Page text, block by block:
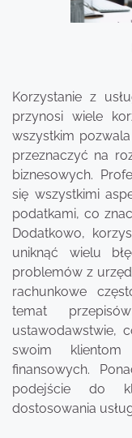
Korzystanie z
przynosi wiele
wszystkim
przeznaczyć na
biznesowych.
się wszystkimi
podatkami, co
Dodatkowo,
uniknąć wielu
problemów z
rachunkowe
temat
ustawodawstwie,
swoim
finansowych.
podejście do
dostosowania